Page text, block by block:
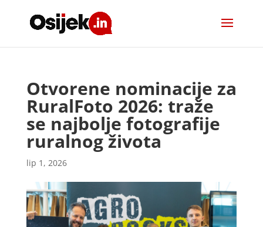
Otvorene nominacije za
RuralFoto 2026: traže
se najbolje fotografije
ruralnog života
lip 1, 2026